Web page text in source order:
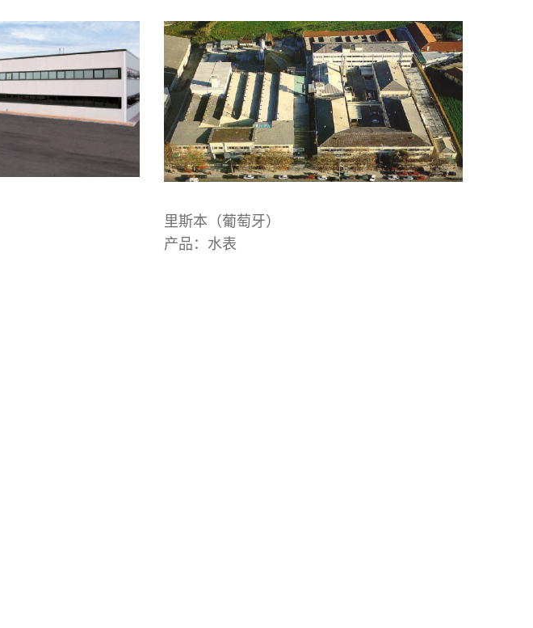
里斯本（葡萄牙）
产品：水表